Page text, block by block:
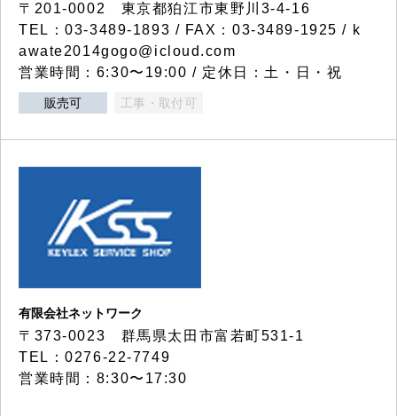
〒201-0002 東京都狛江市東野川3-4-16
TEL：03-3489-1893 / FAX：03-3489-1925 / k
awate2014gogo@icloud.com
営業時間：6:30〜19:00 / 定休日：土・日・祝
販売可 工事・取付可
有限会社ネットワーク
〒373-0023 群馬県太田市富若町531-1
TEL：0276-22-7749
営業時間：8:30〜17:30